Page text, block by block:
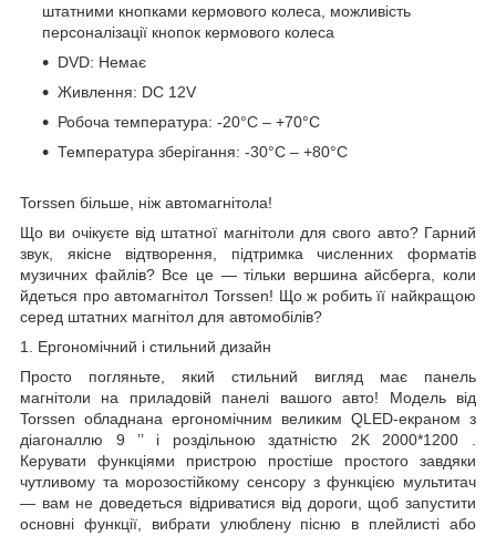
штатними кнопками кермового колеса, можливість
персоналізації кнопок кермового колеса
DVD: Немає
Живлення: DC 12V
Робоча температура: -20°C – +70°C
Температура зберігання: -30°C – +80°C
Torssen більше, ніж автомагнітола!
Що ви очікуєте від штатної магнітоли для свого авто? Гарний
звук, якісне відтворення, підтримка численних форматів
музичних файлів? Все це — тільки вершина айсберга, коли
йдеться про автомагнітол Torssen! Що ж робить її найкращою
серед штатних магнітол для автомобілів?
1. Ергономічний і стильний дизайн
Просто погляньте, який стильний вигляд має панель
магнітоли на приладовій панелі вашого авто! Модель від
Torssen обладнана ергономічним великим QLED-екраном з
діагоналлю 9 ’’ і роздільною здатністю 2K 2000*1200
Керувати функціями пристрою простіше простого завдяки
чутливому та морозостійкому сенсору з функцією мультитач
— вам не доведеться відриватися від дороги, щоб запустити
основні функції, вибрати улюблену пісню в плейлисті або